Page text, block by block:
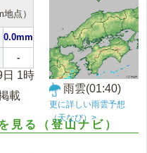
点）
0.0mm
-
日 1時
載
雨雲(01:40)
更に詳しい雨雲予想
（天なび）>
見る（登山ナビ）